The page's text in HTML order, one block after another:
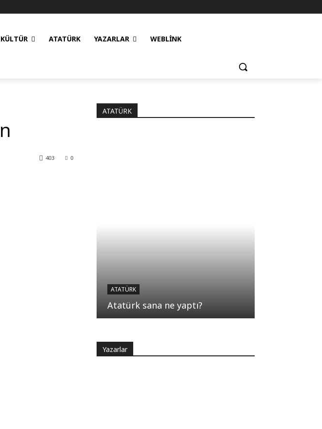
KÜLTÜR ATATÜRK YAZARLAR WEBLINK
0
403
ATATÜRK
ATATÜRK
Atatürk sana ne yaptı?
Yazarlar